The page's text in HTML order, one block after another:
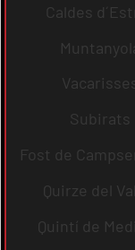
Caldes
Subirats
Fost de
Quirze del
Quintí de